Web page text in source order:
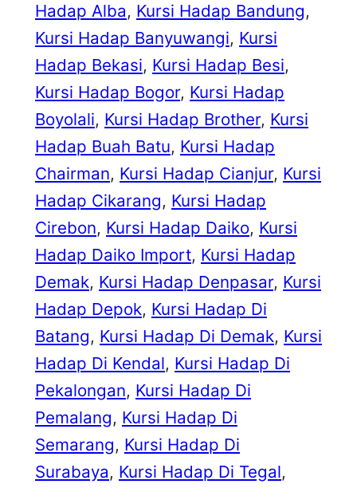
Hadap Alba, Kursi Hadap Bandung
Kursi Hadap Banyuwangi, Kursi
Hadap Bekasi, Kursi Hadap Besi
Kursi Hadap Bogor, Kursi Hadap
Boyolali, Kursi Hadap Brother, Kursi
Hadap Buah Batu, Kursi Hadap
Chairman, Kursi Hadap Cianjur, Kursi
Hadap Cikarang, Kursi Hadap
Cirebon, Kursi Hadap Daiko, Kursi
Hadap Daiko Import, Kursi Hadap
Demak, Kursi Hadap Denpasar, Kursi
Hadap Depok, Kursi Hadap Di
Batang, Kursi Hadap Di Demak, Kursi
Hadap Di Kendal, Kursi Hadap Di
Pekalongan, Kursi Hadap Di
Pemalang, Kursi Hadap Di
Semarang, Kursi Hadap Di
Surabaya, Kursi Hadap Di Tegal